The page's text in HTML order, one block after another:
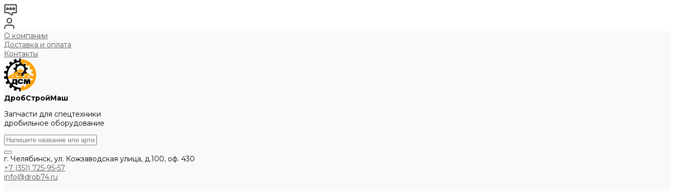
О компании
Доставка и оплата
Контакты
ДробСтройМаш
Запчасти для спецтехники
дробильное оборудование
г. Челябинск, ул. Кожзаводская улица, д.100, оф. 430
+7 (351) 725-95-57
info@drob74.ru